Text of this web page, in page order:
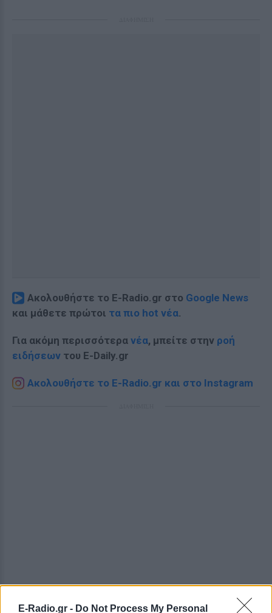
E-Radio.gr - Do Not Process My Personal
Ακολουθήστε το E-Radio.gr στο Google News
και μάθετε πρώτοι τα πιο hot νέα.
Για ακόμη περισσότερα νέα, μπείτε στην ροή
ειδήσεων του E-Daily.gr
Ακολουθήστε το E-Radio.gr και στο Instagram